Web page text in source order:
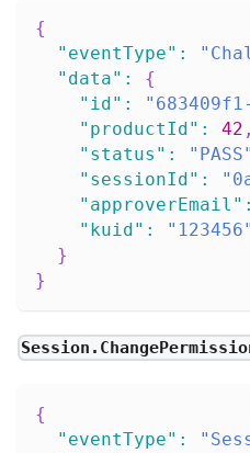
{
"eventType" :
"data" :
{
"id" :
"productId" : 42 ,
"status" : "PASS"
"sessionId" :
"approverEmail" :
"kuid" :
"123456"
}
}
{
"eventType" :